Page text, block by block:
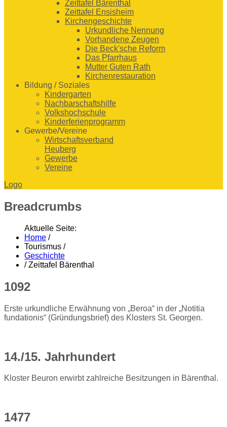
Zeittafel Bärenthal
Zeittafel Ensisheim
Kirchengeschichte
Urkundliche Nennung
Vorhandene Zeugen
Die Beck'sche Reform
Das Pfarrhaus
Mutter Guten Rath
Kirchenrestauration
Bildung / Soziales
Kindergarten
Nachbarschaftshilfe
Volkshochschule
Kinderferienprogramm
Gewerbe/Vereine
Wirtschaftsverband
Heuberg
Gewerbe
Vereine
Logo
Breadcrumbs
Aktuelle Seite:
Home /
Tourismus /
Geschichte
/ Zeittafel Bärenthal
1092
Erste urkundliche Erwähnung von „Beroa“ in der „Notitia
fundationis“ (Gründungsbrief) des Klosters St. Georgen.
14./15. Jahrhundert
Kloster Beuron erwirbt zahlreiche Besitzungen in Bärenthal.
1477